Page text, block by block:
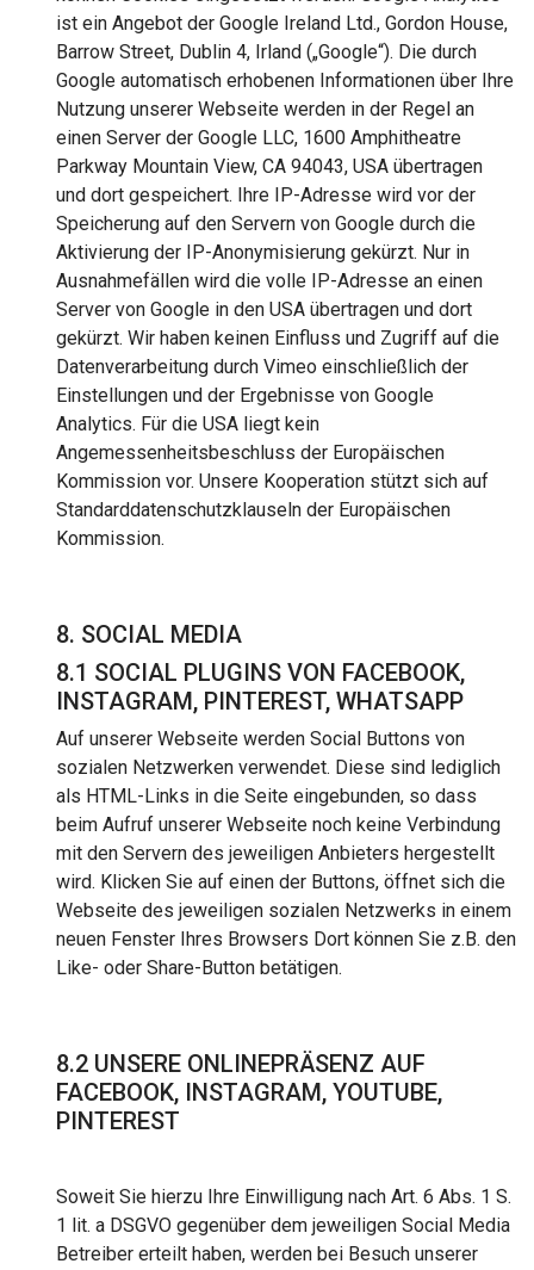
ist ein Angebot der Google Ireland Ltd., Gordon House,
Barrow Street, Dublin 4, Irland („Google“). Die durch
Google automatisch erhobenen Informationen über Ihre
Nutzung unserer Webseite werden in der Regel an
einen Server der Google LLC, 1600 Amphitheatre
Parkway Mountain View, CA 94043, USA übertragen
und dort gespeichert. Ihre IP-Adresse wird vor der
Speicherung auf den Servern von Google durch die
Aktivierung der IP-Anonymisierung gekürzt. Nur in
Ausnahmefällen wird die volle IP-Adresse an einen
Server von Google in den USA übertragen und dort
gekürzt. Wir haben keinen Einfluss und Zugriff auf die
Datenverarbeitung durch Vimeo einschließlich der
Einstellungen und der Ergebnisse von Google
Analytics. Für die USA liegt kein
Angemessenheitsbeschluss der Europäischen
Kommission vor. Unsere Kooperation stützt sich auf
Standarddatenschutzklauseln der Europäischen
Kommission.
8. SOCIAL MEDIA
8.1 SOCIAL PLUGINS VON FACEBOOK,
INSTAGRAM, PINTEREST, WHATSAPP
Auf unserer Webseite werden Social Buttons von
sozialen Netzwerken verwendet. Diese sind lediglich
als HTML-Links in die Seite eingebunden, so dass
beim Aufruf unserer Webseite noch keine Verbindung
mit den Servern des jeweiligen Anbieters hergestellt
wird. Klicken Sie auf einen der Buttons, öffnet sich die
Webseite des jeweiligen sozialen Netzwerks in einem
neuen Fenster Ihres Browsers Dort können Sie z.B. den
Like- oder Share-Button betätigen.
8.2 UNSERE ONLINEPRÄSENZ AUF
FACEBOOK, INSTAGRAM, YOUTUBE,
PINTEREST
Soweit Sie hierzu Ihre Einwilligung nach Art. 6 Abs. 1 S.
1 lit. a DSGVO gegenüber dem jeweiligen Social Media
Betreiber erteilt haben, werden bei Besuch unserer